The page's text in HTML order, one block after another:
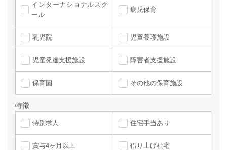
インターナショナルスク
ール
病児保育
乳児院 児童養護施設
児童発達支援施設 障害者支援施設
保育園 その他の保育施設
特徴
特別求人 住宅手当あり
賞与4ヶ月以上 借り上げ社宅